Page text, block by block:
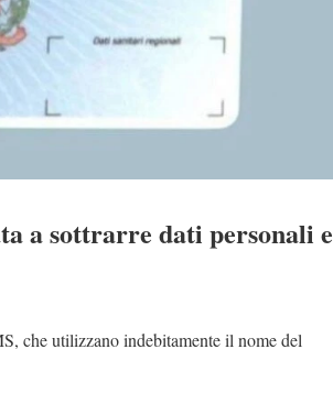
a sottrarre dati personali e
che utilizzano indebitamente il nome del